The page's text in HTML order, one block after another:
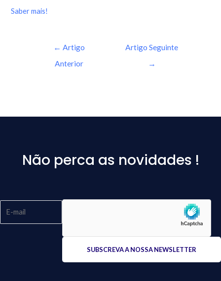
Saber mais!
← Artigo
Anterior
Artigo Seguinte
→
Não perca as novidades !